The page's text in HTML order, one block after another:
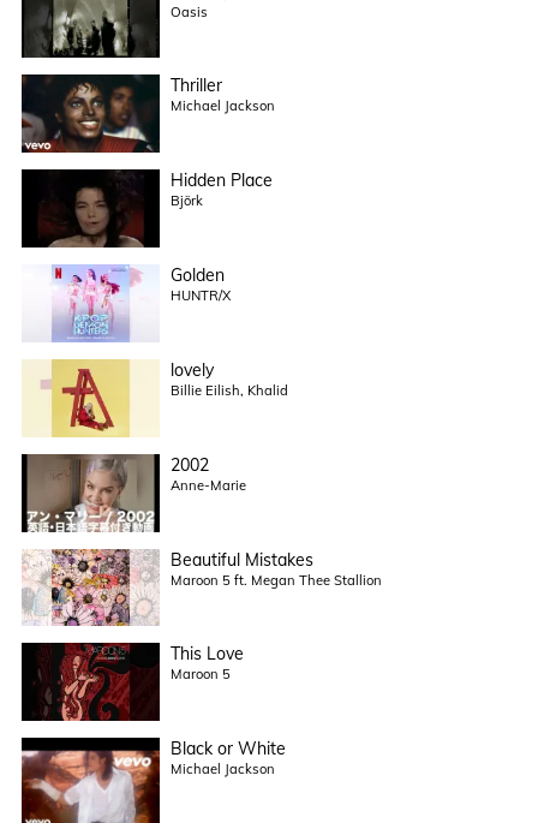
Oasis
Thriller
Michael Jackson
Hidden Place
Björk
Golden
HUNTR/X
lovely
Billie Eilish, Khalid
2002
Anne-Marie
Beautiful Mistakes
Maroon 5 ft. Megan Thee Stallion
This Love
Maroon 5
Black or White
Michael Jackson